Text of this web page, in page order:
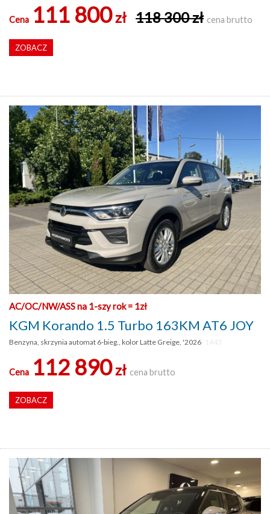
Cena 111 800zł 118 300 zł cena brutto
ZOBACZ
AC/OC/NW/ASS na 1-szy rok = 1zł
KGM Korando 1.5 Turbo 163KM AT6 JOY
Benzyna, skrzynia automat 6-bieg., kolor Latte Greige, '2026
Cena 112 890zł cena brutto
ZOBACZ